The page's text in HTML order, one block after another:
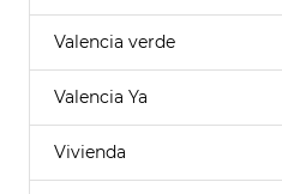
Valencia verde
Valencia Ya
Vivienda